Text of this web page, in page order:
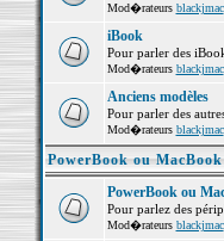
Mod�rateurs blackjmac,
iBook
Pour parler des
Mod�rateurs blackjmac,
Anciens modèles
Pour parler des
Mod�rateurs blackjmac,
PowerBook ou MacBook
PowerBook ou
Pour parlez des
Mod�rateurs blackjmac,